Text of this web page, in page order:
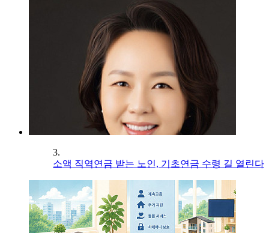
3.
소액 직역연금 받는 노인, 기초연금 수령 길 열린다